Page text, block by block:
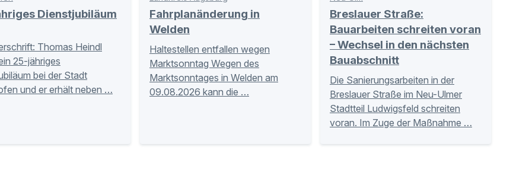
Dienstjubiläum
Thomas Heindl
25-jähriges
bei der Stadt
und er erhält neben …
Fahrplanänderung in
Welden
Haltestellen entfallen wegen
Marktsonntag Wegen des
Marktsonntages in Welden am
09.08.2026 kann die …
Breslauer Straße:
Bauarbeiten schreiten voran
– Wechsel in den nächsten
Bauabschnitt
Die Sanierungsarbeiten in der
Breslauer Straße im Neu-Ulmer
Stadtteil Ludwigsfeld schreiten
voran. Im Zuge der Maßnahme …